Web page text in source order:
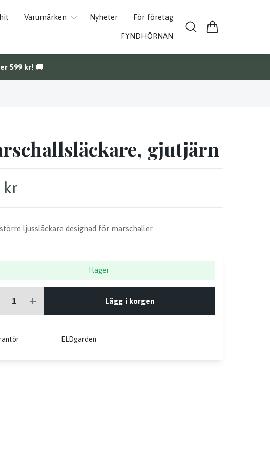
Varumärken Nyheter För företag
FYNDHÖRNAN
599 kr! 🚚
gjutjärn
kr
ljussläckare designad för marschaller.
I lager
Lägg i korgen
ELDgarden